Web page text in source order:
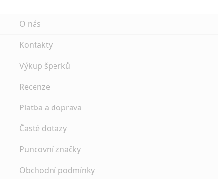
O nás
Kontakty
Výkup šperků
Recenze
Platba a doprava
Časté dotazy
Puncovní značky
Obchodní podmínky